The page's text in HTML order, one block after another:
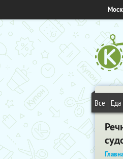
Все Еда